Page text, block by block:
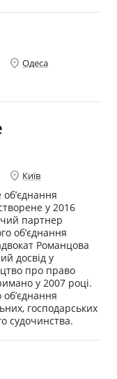
location_on Одеса
location_on Київ
об’єднання
у 2016
партнер
об’єднання
Романцова
досвід у
про право
у 2007 році.
об’єднання
господарських
судочинства.